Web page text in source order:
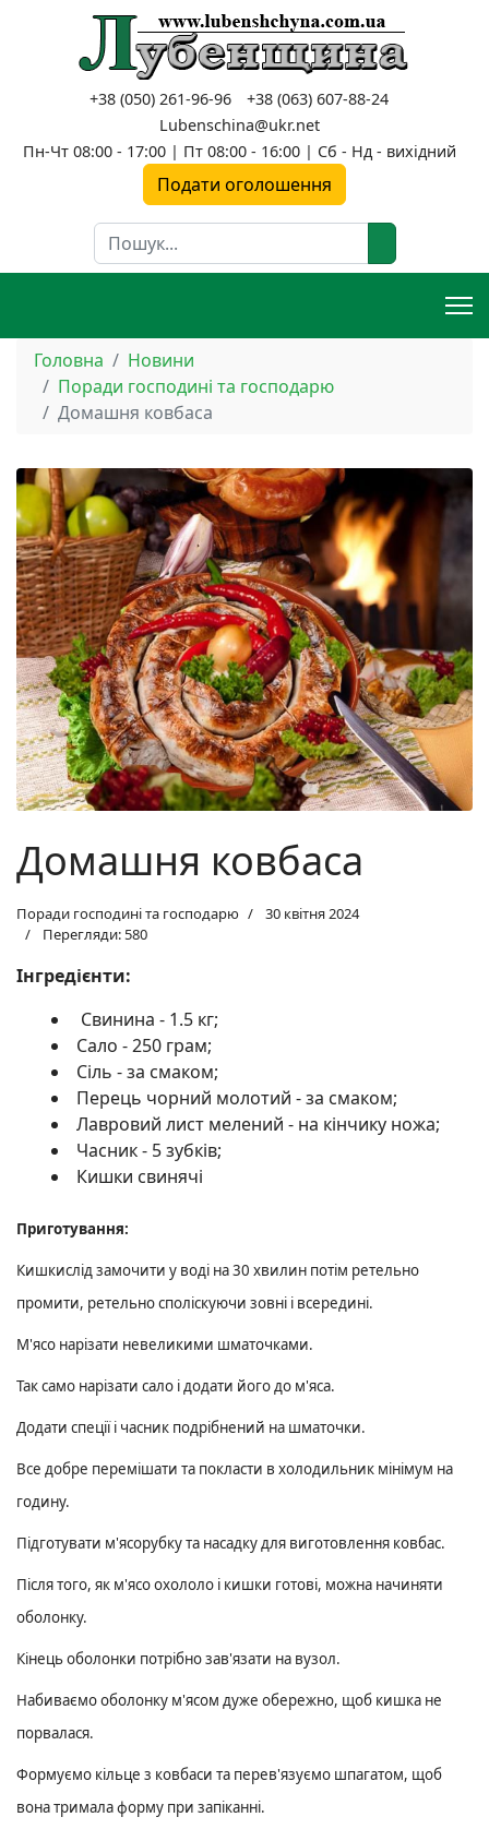
+38 (050) 261-96-96
+38 (063) 607-88-24
Lubenschina@ukr.net
Пн-Чт 08:00 - 17:00 | Пт 08:00 - 16:00 | Сб - Нд - вихідний
Подати оголошення
Пошук
Головна
Новини
Поради господині та господарю
Домашня ковбаса
Домашня ковбаса
Поради господині та господарю
30 квітня 2024
Перегляди: 580
Інгредієнти:
Свинина - 1.5 кг;
Сало -250 грам;
Сіль - за смаком;
Перець чорний молотий - за смаком;
Лавровий лист мелений - на кінчику ножа;
Часник - 5 зубків;
Кишки свинячі
Приготування:
Кишкислідзамочити у воді на 30 хвилин потім ретельно
промити, ретельно споліскуючи зовні і всередині.
М'ясо нарізати невеликими шматочками.
Так само нарізати сало і додати його до м'яса.
Додати спеції і часник подрібнений на шматочки.
Все добре перемішати та покласти в холодильник мінімум на
годину.
Підготувати м'ясорубку та насадку для виготовлення ковбас.
Після того, як м'ясо охололо і кишки готові, можна начиняти
оболонку.
Кінець оболонки потрібно зав'язати на вузол.
Набиваємо оболонку м'ясом дуже обережно, щоб кишка не
порвалася.
Формуємо кільце з ковбаси та перев'язуємо шпагатом, щоб
вона тримала форму при запіканні.